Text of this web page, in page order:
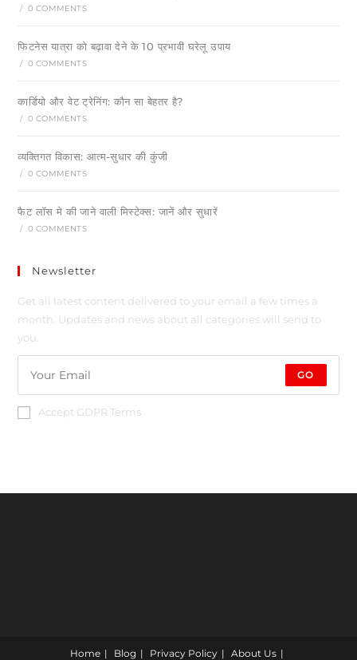
/ 0 COMMENTS
फिटनेस यात्रा को बढ़ावा देने के 10 प्रभावी घरेलू उपाय
/ 0 COMMENTS
कार्डियो और वेट ट्रेनिंग: कौन सा बेहतर है?
/ 0 COMMENTS
व्यक्तिगत विकास: आत्म-सुधार की कुंजी
/ 0 COMMENTS
फैट लॉस मे की जाने वाली मिस्टेक्स: जानें और सुधारें
/ 0 COMMENTS
Newsletter
Get all latest content delivered to your email a few times a
month. Updates and news about all categories will send to
you.
GO
Accept GDPR Terms
Home Blog Privacy Policy About Us